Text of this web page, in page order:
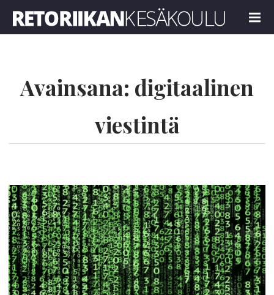
MENU
Avainsana: digitaalinen
viestintä